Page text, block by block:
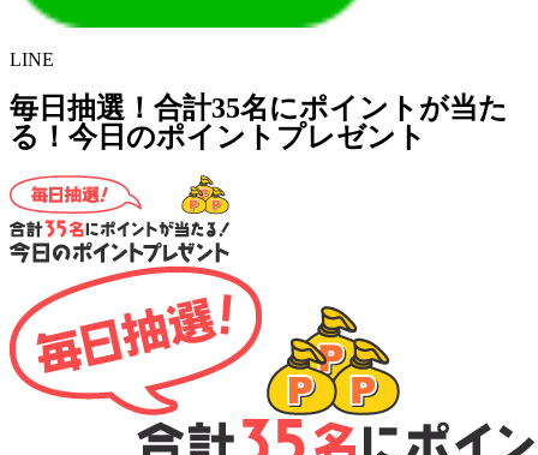
LINE
毎日抽選！合計35名にポイントが当た
る！今日のポイントプレゼント